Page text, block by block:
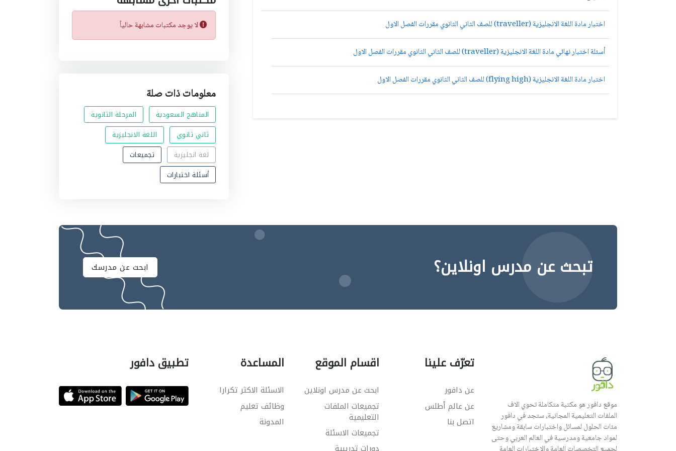
اختبار مادة اللغة الانجليزية (traveller) للصف الثاني الثانوي مقررات الفصل الاول
أسئلة اختبار نهائي مادة اللغة الانجليزية (traveller) للصف الثاني الثانوي مقررات الفصل الاول
اختبار مادة اللغة الانجليزية (flying high) للصف الثاني الثانوي مقررات الفصل الاول
لا يوجد مكتبات مشابهة حالياً
معلومات ذات صلة
المناهج السعودية
المرحلة الثانوية
ثاني ثانوي
اللغة الانجليزية
لغة انجليزية
تجميعات
أسئلة اختبارات
تبحث عن مدرس اونلاين؟ ابحث عن مدرسك
موقع دافور هو مكتبة متكاملة تحوي الاف
الملفات التعليمية المجانية, ستجد في دافور
مئات الحلول لمسائل واختبارات سابقة ومشاريع
لمواد جامعية ومدرسية في العالم العربي وحتى
تعرّف علينا
عن دافور
عن عالم أطلس
اتصل بنا
اقسام الموقع
ابحث عن مدرس اونلاين
تجميعات الملفات
التعليمية
تجميعات الاسئلة
المساعدة
الاسئلة الاكثر تكرارا
وظائف تعليم
المدونة
تطبيق دافور